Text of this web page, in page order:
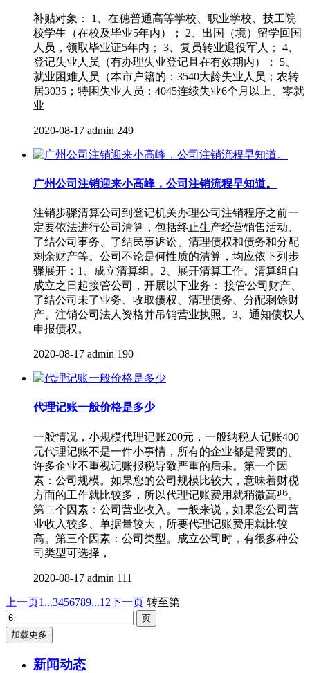
补贴对象： 1、在穗普通高等学校、职业学校、技工院
校学生（在校及毕业5年内）； 2、出国（境）留学回国
人员，领取毕业证5年内； 3、复员转业退役军人； 4、
登记失业人员（有办理失业登记且在有效期内）； 5、
就业困难人员（本市户籍的：3540大龄失业人员；农转
居3035；特困失业人员：4045连续失业6个月以上、零就
业
2020-08-17 admin 249
广州公司注销迎来小高峰，公司注销流程早知道。
注销步骤清算公司到登记机关办理公司注销程序之前一
定要依法进行公司清算，包括终止生产经营销售活动、
了结公司事务、了结民事诉讼、清理债权和债务和分配
剩余财产等。公司不论是何性质的清算，均应依下列步
骤展开：1、成立清算组。2、展开清算工作。清算组自
成立之日起接管公司，开展以下业务： 接管公司财产、
了结公司未了业务、收取债权、清理债务、分配剩馀财
产、注销公司法人资格并吊销营业执照。3、通知债权人
申报债权。
2020-08-17 admin 190
代理记账一般价格是多少
一般情况，小规模代理记账200元，一般纳税人记账400
元代理记账不是一件小事情，所有的企业都是需要的。
许多企业不重视记账报税导致严重的后果。第一个因
素：公司规模。如果您的公司规模比较大，意味着财税
方面的工作就比较多，所以代理记账费用就稍微高些。
第二个因素：公司营业收入。一般来说，如果您公司营
业收入较多、单据量较大，所要代理记账费用就比较
高。第三个因素：公司类型。成立公司时，有很多种公
司类型可选择，
2020-08-17 admin 111
上一页1...3456789...12下一页 转至第
加载更多
新闻动态